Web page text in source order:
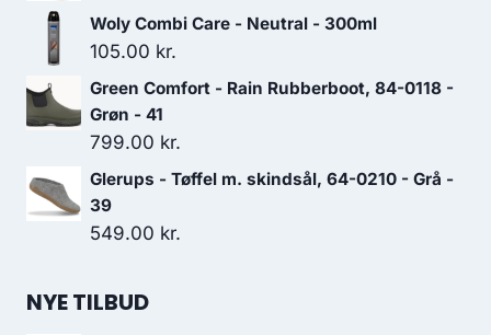
Woly Combi Care - Neutral - 300ml
105.00 kr.
Green Comfort - Rain Rubberboot, 84-0118 -
Grøn - 41
799.00 kr.
Glerups - Tøffel m. skindsål, 64-0210 - Grå -
39
549.00 kr.
NYE TILBUD